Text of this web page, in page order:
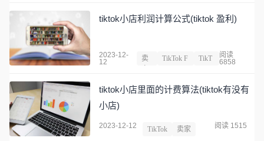
tiktok小店利润计算公式(tiktok 盈利)
2023-12-
12
卖
TikTok F
TikT
阅读
6858
tiktok小店里面的计费算法(tiktok有没有
小店)
2023-12-12 TikTok 卖家 阅读 1515